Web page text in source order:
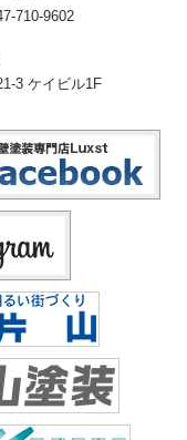
710-9602
3 ケイビル1F